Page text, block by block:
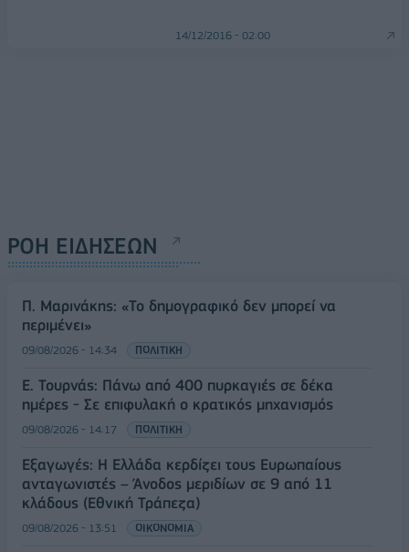
14/12/2016 - 02:00
ΡΟΗ ΕΙΔΗΣΕΩΝ
Π. Μαρινάκης: «Το δημογραφικό δεν μπορεί να
περιμένει»
09/08/2026 - 14:34 ΠΟΛΙΤΙΚΗ
Ε. Τουρνάς: Πάνω από 400 πυρκαγιές σε δέκα
ημέρες - Σε επιφυλακή ο κρατικός μηχανισμός
09/08/2026 - 14:17 ΠΟΛΙΤΙΚΗ
Εξαγωγές: Η Ελλάδα κερδίζει τους Ευρωπαίους
ανταγωνιστές – Άνοδος μεριδίων σε 9 από 11
κλάδους (Εθνική Τράπεζα)
09/08/2026 - 13:51 ΟΙΚΟΝΟΜΙΑ